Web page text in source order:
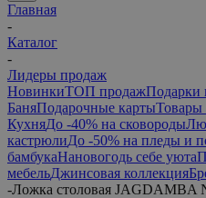
Главная
-
Каталог
-
Лидеры продаж
НовинкиТОП продажПодарки
БаняПодарочные картыТовары
КухняДо -40% на сковороды
кастрюлиДо -50% на пледы и
бамбукаНановогодь себе уюта
мебельДжинсовая коллекция
-Ложка столовая JAGDAMBA